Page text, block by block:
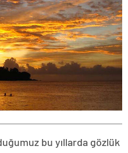
bu yıllarda gözlük